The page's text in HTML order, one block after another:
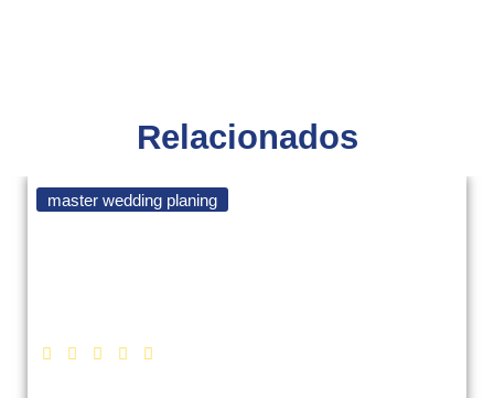
Relacionados
master wedding planing